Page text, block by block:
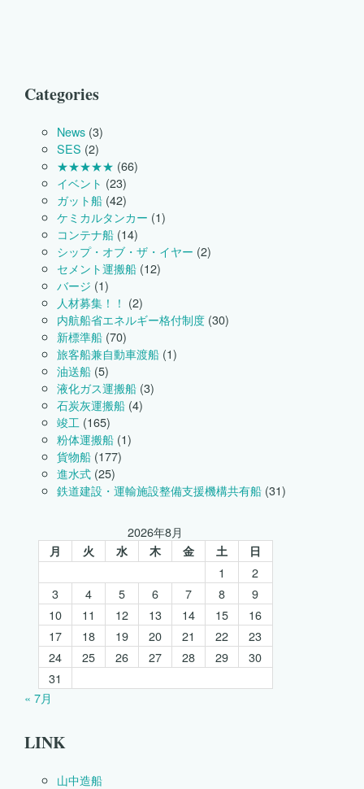
Categories
News (3)
SES (2)
★★★★★ (66)
イベント (23)
ガット船 (42)
ケミカルタンカー (1)
コンテナ船 (14)
シップ・オブ・ザ・イヤー (2)
セメント運搬船 (12)
バージ (1)
人材募集！！ (2)
内航船省エネルギー格付制度 (30)
新標準船 (70)
旅客船兼自動車渡船 (1)
油送船 (5)
液化ガス運搬船 (3)
石炭灰運搬船 (4)
竣工 (165)
粉体運搬船 (1)
貨物船 (177)
進水式 (25)
鉄道建設・運輸施設整備支援機構共有船 (31)
2026年8月
月 火 水 木 金 土 日
1
2
3
4 5 6 7 8
9
10
11 12 13 14 15
16
17
18 19 20 21 22
23
24
25 26 27 28 29
30
31
« 7月
LINK
山中造船